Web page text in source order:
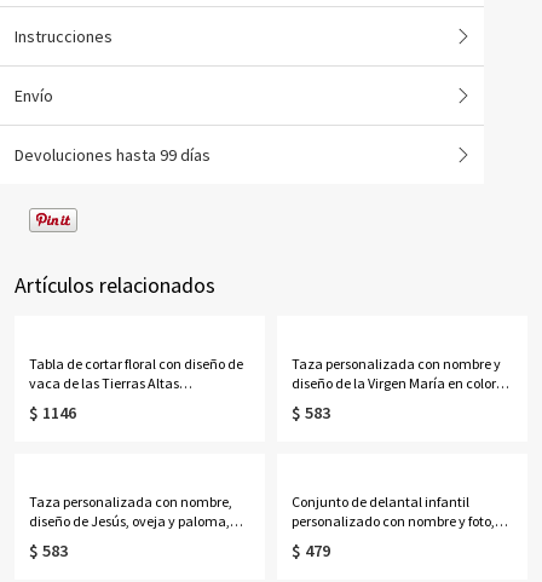
Instrucciones
Envío
Devoluciones hasta 99 días
Artículos relacionados
Tabla de cortar floral con diseño de
vaca de las Tierras Altas
personalizada con nombre, tabla
para servir embutidos de estilo
mamá/ella.
$ 1146
Taza personalizada con nombre y
diseño de la Virgen María en color
lavanda, taza de cerámica bicolor
de 325 ml/444 ml para café o té con
$ 583
Taza personalizada con nombre,
diseño de Jesús, oveja y paloma,
taza de cerámica bicolor de 11
oz/15 oz para café o té con
$ 583
Conjunto de delantal infantil
personalizado con nombre y foto,
diseño de personaje de dibujos
animados en 3D, gorro de chef y
$ 479